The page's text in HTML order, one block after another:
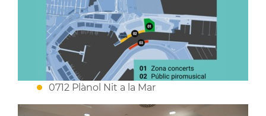
0712 Plànol Nit a la Mar